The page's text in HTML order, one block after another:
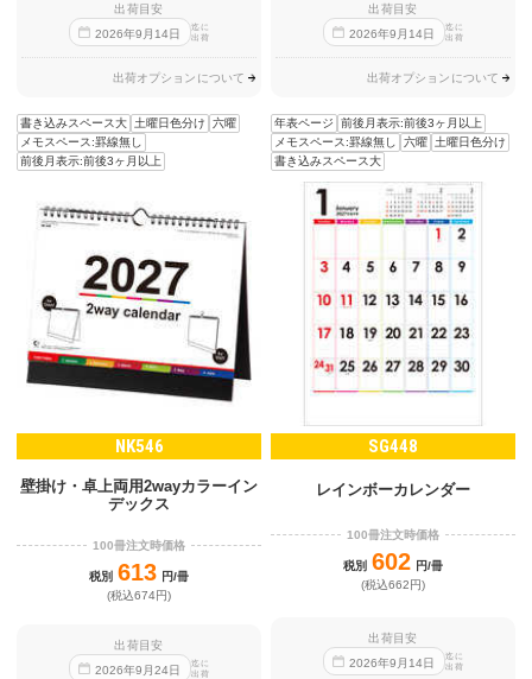
出荷目安
2026年9 月 14日
迄に
出荷
出荷オプションについて
書き込みスペース大 土曜日色分け
六曜
メモスペース:罫線無し
前後月表示:前後3ヶ月以上
出荷目安
2026年9 月 14日
迄に
出荷
出荷オプションについて
年表ページ
前後月表示:前後3ヶ月以上
メモスペース:罫線無し
六曜
土曜日色分け
書き込みスペース大
NK546
壁掛け・卓上両用2wayカラーイン
デックス
100冊注文時価格
税別 613 円/冊
(税込674円)
出荷目安
2026年9 月24日
迄に
出荷
SG448
レインボーカレンダー
100冊注文時価格
税別 602 円/冊
(税込662円)
出荷目安
2026年9 月 14日
迄に
出荷